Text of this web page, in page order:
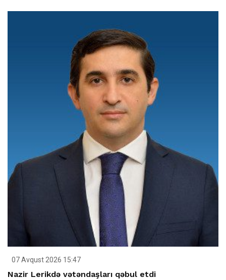
07 Avqust 2026 15:47
Nazir Lerikdə vətəndaşları qəbul etdi